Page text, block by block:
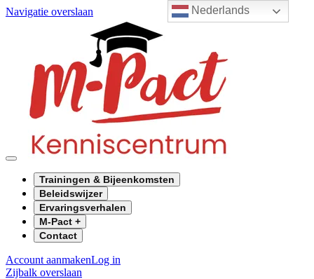
Nederlands
Navigatie overslaan
Trainingen & Bijeenkomsten
Beleidswijzer
Ervaringsverhalen
M-Pact +
Contact
Account aanmakenLog in
Zijbalk overslaan